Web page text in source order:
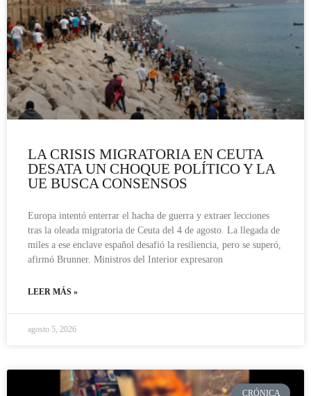
LA CRISIS MIGRATORIA EN CEUTA
DESATA UN CHOQUE POLÍTICO Y LA
UE BUSCA CONSENSOS
Europa intentó enterrar el hacha de guerra y extraer lecciones
tras la oleada migratoria de Ceuta del 4 de agosto. La llegada de
miles a ese enclave español desafió la resiliencia, pero se superó,
afirmó Brunner. Ministros del Interior expresaron
LEER MÁS »
agosto 5, 2026
CRÓNICA